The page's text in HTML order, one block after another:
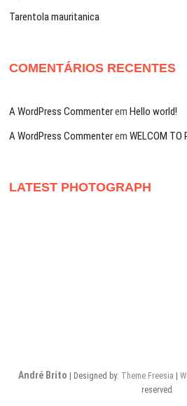
Tarentola mauritanica
COMENTÁRIOS RECENTES
A WordPress CommenteremHello world!
A WordPress CommenteremWELCOM TO
LATEST PHOTOGRAPH
André Brito | Designed by: Theme Freesia |
reserved